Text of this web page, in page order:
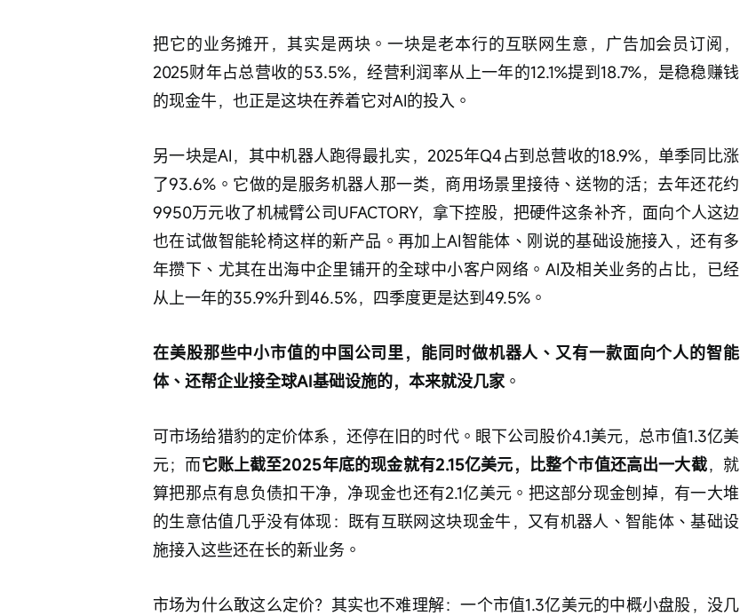
把它的业务摊开，其实是两块。一块是老本行的互联网生意，广告加会员订阅，
2025财年占总营收的53.5%，经营利润率从上一年的12.1%提到18.7%，是稳稳赚钱
的现金牛，也正是这块在养着它对AI的投入。
另一块是AI，其中机器人跑得最扎实，2025年Q4占到总营收的18.9%，单季同比涨
了93.6%。它做的是服务机器人那一类，商用场景里接待、送物的活；去年还花约
9950万元收了机械臂公司UFACTORY，拿下控股，把硬件这条补齐，面向个人这边
也在试做智能轮椅这样的新产品。再加上AI智能体、刚说的基础设施接入，还有多
年攒下、尤其在出海中企里铺开的全球中小客户网络。AI及相关业务的占比，已经
从上一年的35.9%升到46.5%，四季度更是达到49.5%。
在美股那些中小市值的中国公司里，能同时做机器人、又有一款面向个人的智能
体、还帮企业接全球AI基础设施的，本来就没几家。
可市场给猎豹的定价体系，还停在旧的时代。眼下公司股价4.1美元，总市值1.3亿美
元；而它账上截至2025年底的现金就有2.15亿美元，比整个市值还高出一大截，就
算把那点有息负债扣干净，净现金也还有2.1亿美元。把这部分现金刨掉，有一大堆
的生意估值几乎没有体现：既有互联网这块现金牛，又有机器人、智能体、基础设
施接入这些还在长的新业务。
市场为什么敢这么定价？其实也不难理解：一个市值1.3亿美元的中概小盘股，没几